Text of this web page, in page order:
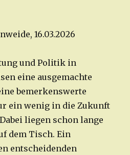
16.03.2026
und Politik in
eine ausgemachte
bemerkenswerte
ein wenig in die Zukunft
liegen schon lange
dem Tisch. Ein
entscheidenden